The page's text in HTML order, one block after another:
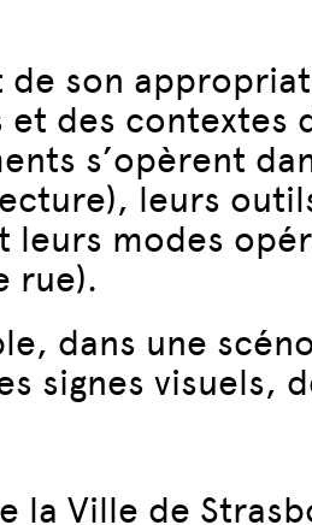
de son
et des
s’opèrent
leurs
leurs modes
rue).
dans une
signes
la Ville de